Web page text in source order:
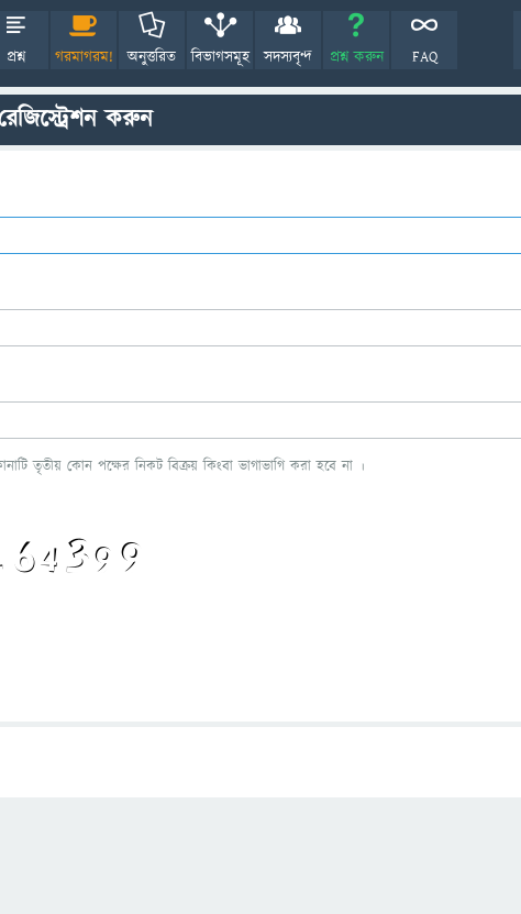
প্রশ্ন গরমাগরম! অনুত্তরিত বিভাগসমূহ সদস্যবৃন্দ প্রশ্ন করুন FAQ
করুন
তৃতীয় কোন পক্ষের নিকট বিক্রয় কিংবা ভাগাভাগি করা হবে না ।